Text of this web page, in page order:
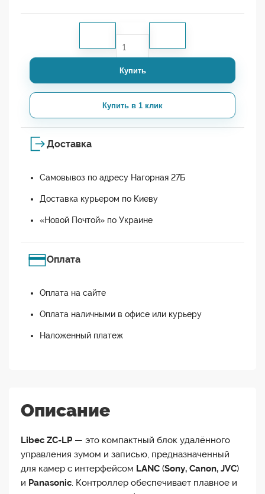
Купить
Купить в 1 клик
Доставка
Самовывоз по адресу Нагорная 27Б
Доставка курьером по Киеву
«Новой Почтой» по Украине
Оплата
Оплата на сайте
Оплата наличными в офисе или курьеру
Наложенный платеж
Описание
Libec ZC-LP — это компактный блок удалённого
управления зумом и записью, предназначенный
для камер с интерфейсом LANC (Sony, Canon, JVC)
и Panasonic. Контроллер обеспечивает плавное и